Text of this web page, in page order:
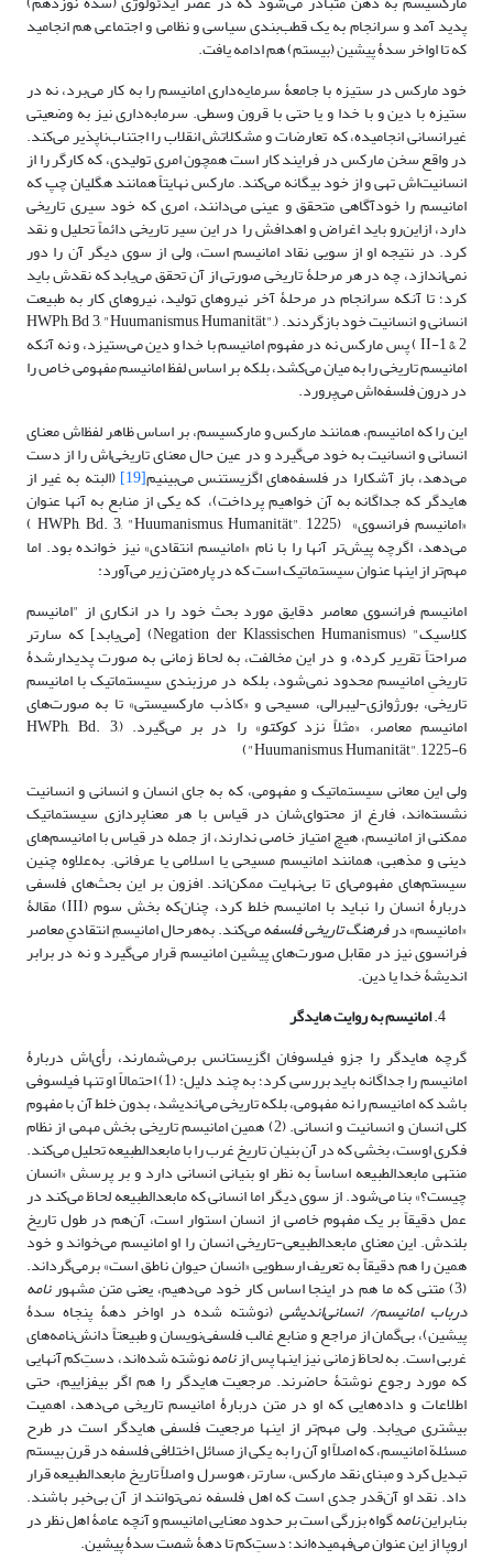
پدید آمد و سرانجام به یک قطب‌بندی سیاسی و نظامی و اجتماعی هم انجامید
که تا اواخر سدۀ پیشین (بیستم) هم ادامه یافت.
خود مارکس در ستیزه با جامعۀ سرمایه‌داری امانیسم را به کار می‌برد، نه در
ستیزه با دین و با خدا و یا حتی با قرون وسطی. سرمابه‌داری نیز به وضعیتی
غیرانسانی انجامیده، که تعارضات و مشکلاتش انقلاب را اجتناب‌ناپذیر می‌کند.
در واقع سخن مارکس در فرایند کار است همچون امری تولیدی، که کارگر را از
انسانیت‌اش تهی و از خود بیگانه می‌کند. مارکس نهایتاً همانند هگلیان چپ که
امانیسم را خودآگاهی متحقق و عینی می‌دانند، امری که خود سیری تاریخی
دارد، ازاین‌رو باید اغراض و اهدافش را در این سیر تاریخی دائماً تحلیل و نقد
کرد. در نتیجه او از سویی نقاد امانیسم است، ولی از سوی ‌دیگر آن را دور
نمی‌اندازد، چه در هر مرحلۀ تاریخی صورتی از آن تحقق می‌یابد که نقدش باید
کرد؛ تا آنکه سرانجام در مرحلۀ آخر نیروهای تولید، نیروهای کار به طبیعت
انسانی و انسانیت خود بازگردند. (HWPh, Bd 3, "Huumanismus, Humanität",
II-1 & 2 ) پس مارکس نه در مفهوم امانیسم با خدا و دین می‌ستیزد، و نه آنکه
امانیسم تاریخی را به میان می‌کشد، بلکه بر اساس لفظ امانیسم مفهومی خاص را
در درون فلسفه‌اش می‌پرورد.
این را که امانیسم، همانند مارکس و مارکسیسم، بر اساس ظاهر لفظ‌اش معنای
انسانی و انسانیت به خود می‌گیرد و در عین ‌حال معنای تاریخی‌اش را از دست
می‌دهد، باز آشکارا در فلسفه‌های اگزیستنس می‌بینیم[19] (البته به غیر از
هایدگر که جداگانه به آن خواهیم پرداخت)، که یکی از منابع به آنها عنوان
«امانیسم فرانسوی» (HWPh, Bd. 3, "Huumanismus, Humanität", 1225 )
می‌دهد، اگرچه پیش‌تر آنها را با نام «امانیسم انتقادی» نیز خوانده بود. اما
مهم‌تر از اینها عنوان سیستماتیک است که در پاره‌متن زیر می‌آورد:
امانیسم فرانسوی معاصر دقایق مورد بحث خود را در انکاری از "امانیسم
کلاسیک" (Negation der Klassischen Humanismus) [می‌یابد] که سارتر
صراحتاً تقریر کرده، و در این مخالفت، به لحاظ زمانی به صورت پدیدارشدۀ
تاریخیِ امانیسم محدود نمی‌شود، بلکه در مرزبندی سیستماتیک با امانیسم
تاریخی، بورژوازی-لیبرالی، مسیحی و «کاذب مارکسیستی» تا به صورت‌های
امانیسم معاصر، «مثلاً نزدکوکتو » را در بر می‌گیرد. (HWPh, Bd. 3,
"Huumanismus, Humanität", 1225-6)
ولی این معانی سیستماتیک و مفهومی، که به جای انسان و انسانی و انسانیت
نشسته‌اند، فارغ از محتوای‌شان در قیاس با هر معنا‌پردازی سیستماتیک
ممکنی از امانیسم، هیچ امتیاز خاصی ندارند، از جمله در قیاس با امانیسم‌های
دینی و مذهبی، همانند امانیسم مسیحی یا اسلامی یا عرفانی. به‌علاوه چنین
سیستم‌های مفهومی‌ای تا بی‌نهایت ممکن‌اند. افزون بر این بحث‌های فلسفی
دربارۀ انسان را نباید با امانیسم خلط کرد، چنان‌که بخش سوم (III) مقالۀ
«امانیسم» درفرهنگ تاریخی فلسفهمی‌کند. به‌هرحال امانیسمِ انتقادیِ معاصر
فرانسوی نیز در مقابل صورت‌های پیشین امانیسم قرار می‌گیرد و نه در برابر
اندیشۀ خدا یا دین.
امانیسم به روایت هایدگر
گرچه هایدگر را جزو فیلسوفان اگزیستانس برمی‌شمارند، رأی‌اش دربارۀ
امانیسم را جداگانه باید بررسی کرد؛ به چند دلیل: (1) احتمالاً او تنها فیلسوفی
باشد که امانیسم را نه مفهومی، بلکه تاریخی می‌اندیشد، بدون خلط آن با مفهوم
کلی انسان و انسانیت و انسانی. (2) همین امانیسم تاریخی بخش مهمی از نظام
فکری اوست، بخشی که در آن بنیان تاریخ غرب را با مابعدالطبیعه تحلیل می‌کند.
منتهی مابعدالطبیعه اساساً به نظر او بنیانی انسانی دارد و بر پرسش «انسان
چیست؟» بنا می‌شود. از سوی‌ دیگر اما انسانی که مابعدالطبیعه لحاظ می‌کند در
عمل دقیقاً بر یک مفهوم خاصی از انسان استوار است، آن‌هم در طول تاریخ
بلندش. این معنای مابعدالطبیعی-تاریخی انسان را او امانیسم می‌خواند و خود
همین را هم دقیقاً به تعریف ارسطویی «انسان حیوان ناطق است» برمی‌گرداند.
(3) متنی که ما هم در اینجا اساس کار خود می‌دهیم، یعنی متن مشهور نامه
درباب امانیسم/ انسانی‌اندیشی(نوشته شده در اواخر دهۀ پنجاه سدۀ
پیشین)، بی‌گمان از مراجع و منابع غالب فلسفی‌نویسان و طبیعتاً دانش‌نامه‌های
غربی است. به لحاظ زمانی نیز اینها پس ازنامهنوشته شده‌اند، دستِ‌کم آنهایی
که مورد رجوع نوشتۀ حاضرند. مرجعیت هایدگر را هم اگر بیفزاییم، حتی
اطلاعات و داده‌هایی که او در متن دربارۀ امانیسم تاریخی می‌دهد، اهمیت
بیشتری می‌یابد. ولی مهم‌تر از اینها مرجعیت فلسفی هایدگر است در طرح
مسئلة امانیسم، که اصلاً او آن را به یکی از مسائل اختلافی فلسفه در قرن بیستم
تبدیل کرد و مبنای نقد مارکس، سارتر، هوسرل و اصلاً تاریخ مابعدالطبیعه قرار
داد. نقد او آن‌قدر جدی‌ است که اهل فلسفه نمی‌توانند از آن بی‌خبر باشند.
بنابرایننامهگواه بزرگی ا‌ست بر حدود معنایی امانیسم و آنچه عامۀ اهل نظر در
اروپا از این عنوان می‌فهمیده‌اند؛ دستِ‌کم تا دهۀ شصت سدۀ پیشین.